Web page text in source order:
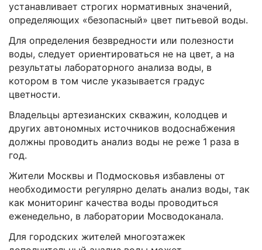
устанавливает строгих нормативных значений,
определяющих «безопасный» цвет питьевой воды.
Для определения безвредности или полезности
воды, следует ориентироваться не на цвет, а на
результаты лабораторного анализа воды, в
котором в том числе указывается градус
цветности.
Владельцы артезианских скважин, колодцев и
других автономных источников водоснабжения
должны проводить анализ воды не реже 1 раза в
год.
Жители Москвы и Подмосковья избавлены от
необходимости регулярно делать анализ воды, так
как мониторинг качества воды проводиться
еженедельно, в лаборатории Мосводоканала.
Для городских жителей многоэтажек